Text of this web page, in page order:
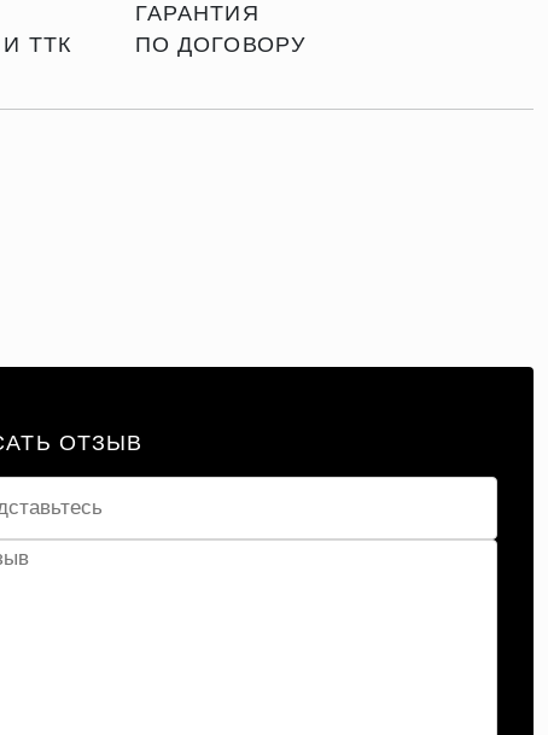
ТТК
ГАРАНТИЯ
ПО ДОГОВОРУ
ОТЗЫВ